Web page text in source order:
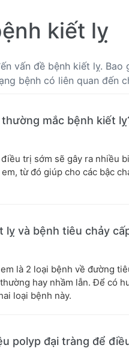
kiết lỵ
vấn đề bệnh kiết lỵ.
bệnh có liên quan đến
mắc bệnh kiết
trị sớm sẽ gây ra nhiều
từ đó giúp cho các bậc
lỵ và bệnh tiêu chảy
là 2 loại bệnh về đường
hay nhầm lẫn. Để có
loại bệnh này.
polyp đại tràng để